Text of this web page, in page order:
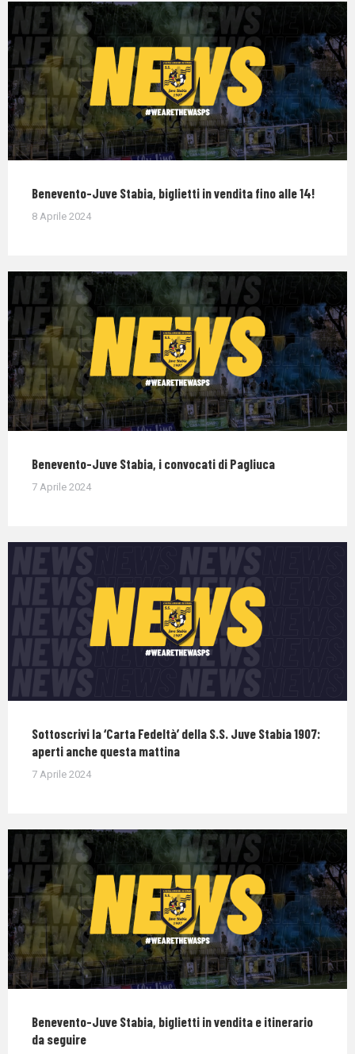
Benevento-Juve Stabia, biglietti in vendita fino alle 14!
8 Aprile 2024
Benevento-Juve Stabia, i convocati di Pagliuca
7 Aprile 2024
Sottoscrivi la ‘Carta Fedeltà’ della S.S. Juve Stabia 1907:
aperti anche questa mattina
7 Aprile 2024
Benevento-Juve Stabia, biglietti in vendita e itinerario
da seguire